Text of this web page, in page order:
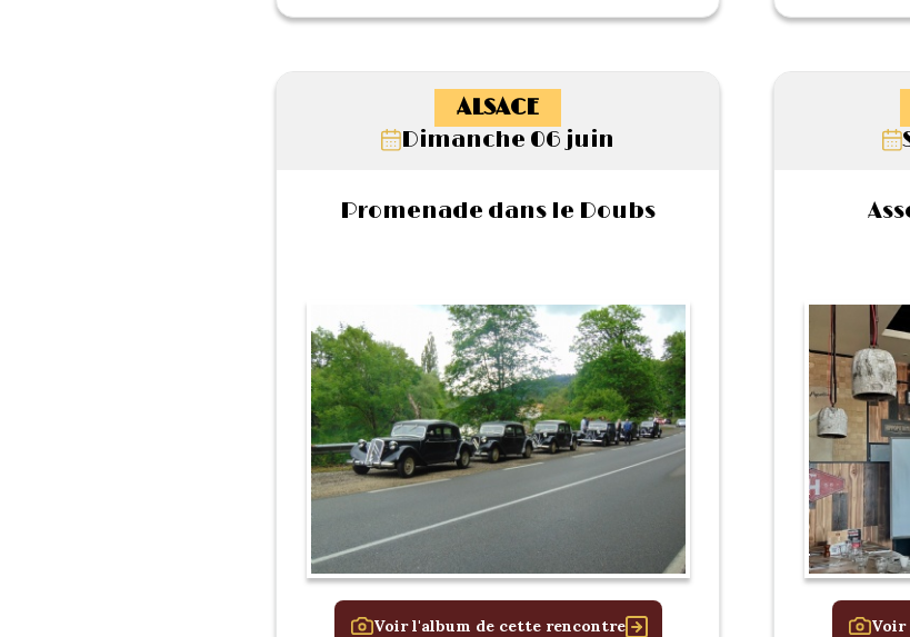
ALSACE
Dimanche 06 juin
Promenade dans le Doubs
Voir l'album de cette rencontre Voir